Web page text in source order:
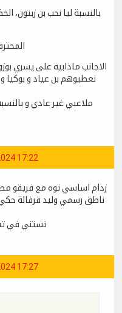
بالنسبة ليا نحب بن زبتون،
الاجانب ماذابية على يسري
نعطيوهم بن عياد و
ملاعبي غير عادي و
17:22
زدام اساسي توه مع فريقو
نستني في
17:27